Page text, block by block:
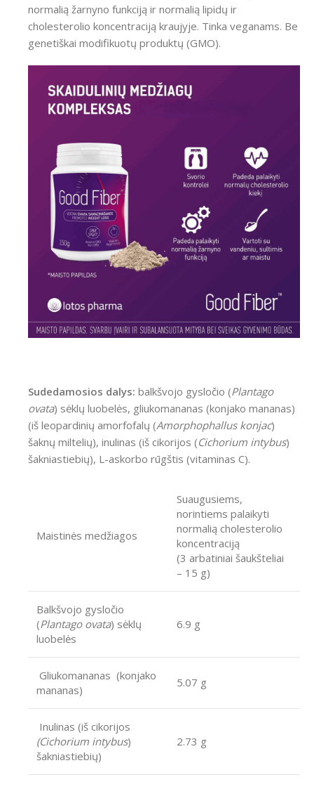
normalią žarnyno funkciją ir normalią lipidų ir
cholesterolio koncentraciją kraujyje. Tinka veganams. Be
genetiškai modifikuotų produktų (GMO).
Sudedamosios dalys: balkšvojo gysločio (Plantago
ovata) sėklų luobelės, gliukomananas (konjako mananas)
(iš leopardinių amorfofalų (Amorphophallus konjac)
šaknų miltelių), inulinas (iš cikorijos (Cichorium intybus)
šakniastiebių), L-askorbo rūgštis (vitaminas C).
Maistinės medžiagos
Suaugusiems,
norintiems palaikyti
normalią cholesterolio
koncentraciją
(3 arbatiniai šaukšteliai
– 15 g)
Balkšvojo gysločio
(Plantago ovata) sėklų
luobelės
6.9 g
Gliukomananas (konjako
mananas)
5.07 g
Inulinas (iš cikorijos
(Cichorium intybus)
šakniastiebių)
2.73 g